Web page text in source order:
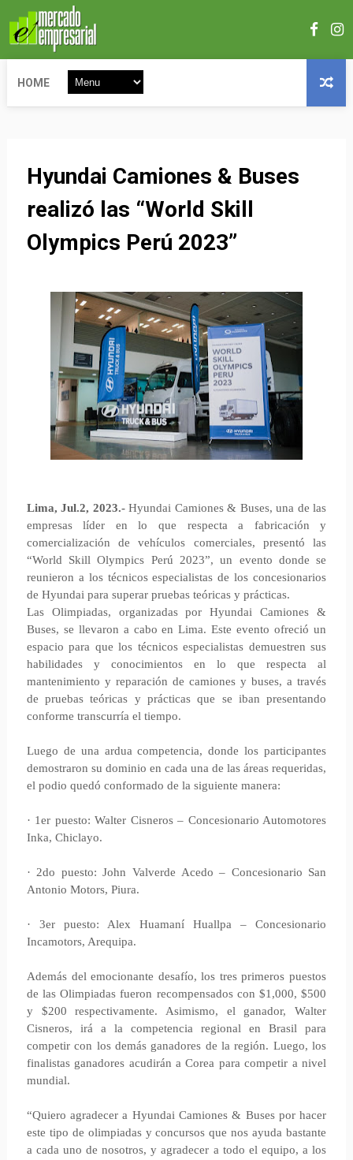
HOME
Hyundai Camiones & Buses
realizó las “World Skill
Olympics Perú 2023”
Lima, Jul.2, 2023.-Hyundai Camiones & Buses, una de las
empresas líder en lo que respecta a fabricación y
comercialización de vehículos comerciales, presentó las
“World Skill Olympics Perú 2023”, un evento donde se
reunieron a los técnicos especialistas de los concesionarios
de Hyundai para superar pruebas teóricas y prácticas.
Las Olimpiadas, organizadas por Hyundai Camiones &
Buses, se llevaron a cabo en Lima. Este evento ofreció un
espacio para que los técnicos especialistas demuestren sus
habilidades y conocimientos en lo que respecta al
mantenimiento y reparación de camiones y buses, a través
de pruebas teóricas y prácticas que se iban presentando
conforme transcurría el tiempo.
Luego de una ardua competencia, donde los participantes
demostraron su dominio en cada una de las áreas requeridas,
el podio quedó conformado de la siguiente manera:
· 1er puesto: Walter Cisneros – Concesionario Automotores
Inka, Chiclayo.
· 2do puesto: John Valverde Acedo – Concesionario San
Antonio Motors, Piura.
· 3er puesto: Alex Huamaní Huallpa – Concesionario
Incamotors, Arequipa.
Además del emocionante desafío, los tres primeros puestos
de las Olimpiadas fueron recompensados con $1,000, $500
y $200 respectivamente. Asimismo, el ganador, Walter
Cisneros, irá a la competencia regional en Brasil para
competir con los demás ganadores de la región. Luego, los
finalistas ganadores acudirán a Corea para competir a nivel
mundial.
“Quiero agradecer a Hyundai Camiones & Buses por hacer
este tipo de olimpiadas y concursos que nos ayuda bastante
a cada uno de nosotros, y agradecer a todo el equipo, a los